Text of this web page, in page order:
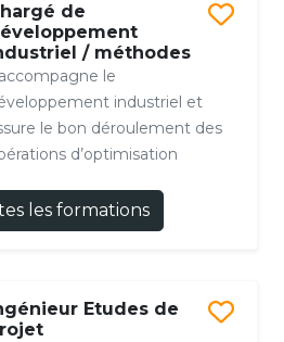
de
/ méthodes
le
industriel et
le bon déroulement des
d’optimisation
les formations
Etudes de